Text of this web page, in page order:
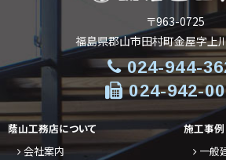
〒963-0725
福島県郡山市田村町金屋字上
024-944-
024-942-
蔭山工務店について
会社案内
施工事例
一般